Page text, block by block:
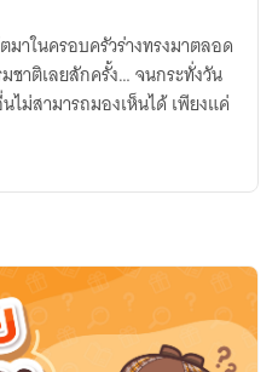
มาในครอบครัวร่างทรงมาตลอด
มชาติเลยสักครั้ง… จนกระทั่งวัน
มารถมองเห็นได้ เพียงแค่